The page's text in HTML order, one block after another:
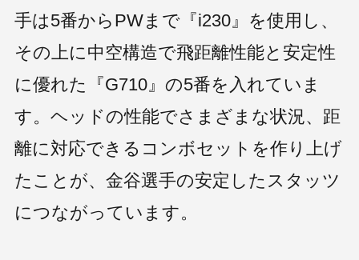
手は5番からPWまで『i230』を使用し、
その上に中空構造で飛距離性能と安定性
に優れた『G710』の5番を入れていま
す。ヘッドの性能でさまざまな状況、距
離に対応できるコンボセットを作り上げ
たことが、金谷選手の安定したスタッツ
につながっています。